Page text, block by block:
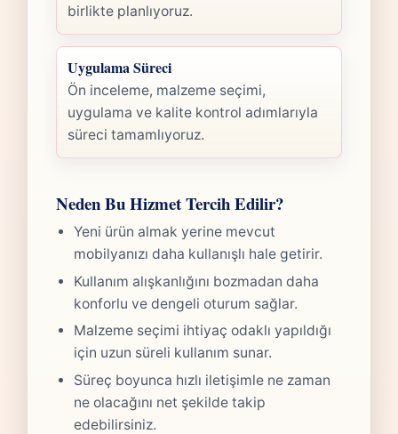
birlikte planlıyoruz.
Uygulama Süreci
Ön inceleme, malzeme seçimi,
uygulama ve kalite kontrol adımlarıyla
süreci tamamlıyoruz.
Neden Bu Hizmet Tercih Edilir?
Yeni ürün almak yerine mevcut
mobilyanızı daha kullanışlı hale getirir.
Kullanım alışkanlığını bozmadan daha
konforlu ve dengeli oturum sağlar.
Malzeme seçimi ihtiyaç odaklı yapıldığı
için uzun süreli kullanım sunar.
Süreç boyunca hızlı iletişimle ne zaman
ne olacağını net şekilde takip
edebilirsiniz.